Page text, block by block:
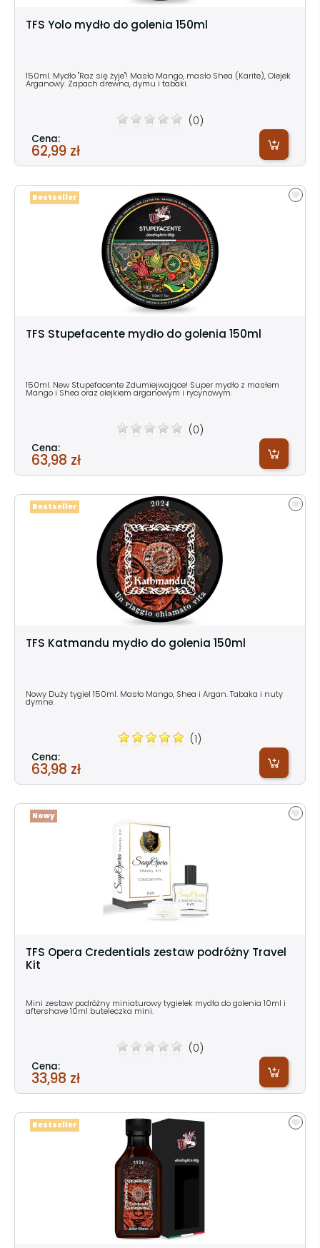
TFS Yolo mydło do golenia 150ml
150ml. Mydło "Raz się żyje"! Masło Mango, masło Shea (Karite), Olejek
Arganowy. Zapach drewna, dymu i tabaki.
(0)
Cena:
62,99 zł
TFS Stupefacente mydło do golenia 150ml
150ml. New Stupefacente Zdumiejwające! Super mydło z masłem
Mango i Shea oraz olejkiem arganowym i rycynowym.
(0)
Cena:
63,98 zł
Bestseller
TFS Katmandu mydło do golenia 150ml
Nowy Duży tygiel 150ml. Masło Mango, Shea i Argan. Tabaka i nuty
dymne.
(1)
Cena:
63,98 zł
Bestseller
TFS Opera Credentials zestaw podróżny Travel
Kit
Mini zestaw podróżny miniaturowy tygielek mydła do golenia 10ml i
aftershave 10ml buteleczka mini.
(0)
Cena:
33,98 zł
Nowy
Bestseller